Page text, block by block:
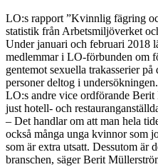
LO:s rapport ”Kvinnlig fägring
statistik från Arbetsmiljöverket
Under januari och februari 2018
medlemmar i LO-förbunden om
gentemot sexuella trakasserier
personer deltog i undersökningen.
LO:s andre vice ordförande
just hotell- och
– Det handlar om att man hela
också många unga kvinnor som
som är extra utsatt. Dessutom är
branschen, säger Berit